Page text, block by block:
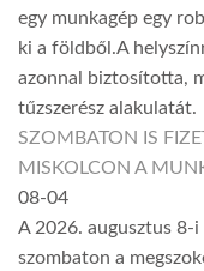
egy munkagép egy
ki a földből.A
azonnal biztosította,
tűzszerész alakulatát.
SZOMBATON IS
MISKOLCON A
08-04
A 2026. augusztus 8-
szombaton a